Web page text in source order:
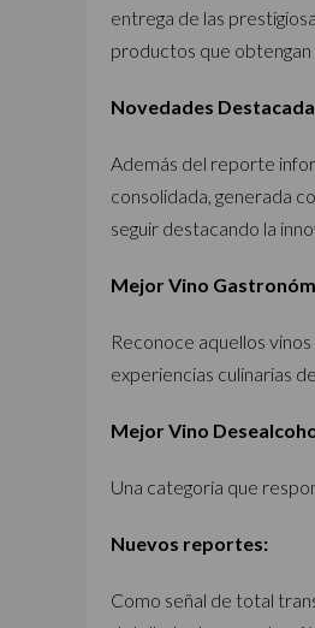
entrega de las
productos que obtengan
Novedades
Además del reporte
consolidada, generada
seguir destacando la
Mejor Vino
Reconoce aquellos
experiencias culinarias
Mejor Vino
Una categoría que
Nuevos reportes:
Como señal de total